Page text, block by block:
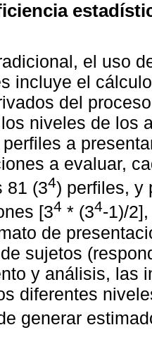
el uso
incluye el
del
niveles de los
a
a evaluar,
81 (34) perfiles, y
[34 * (34-1)/
de
sujetos
y análisis, las
diferentes
generar